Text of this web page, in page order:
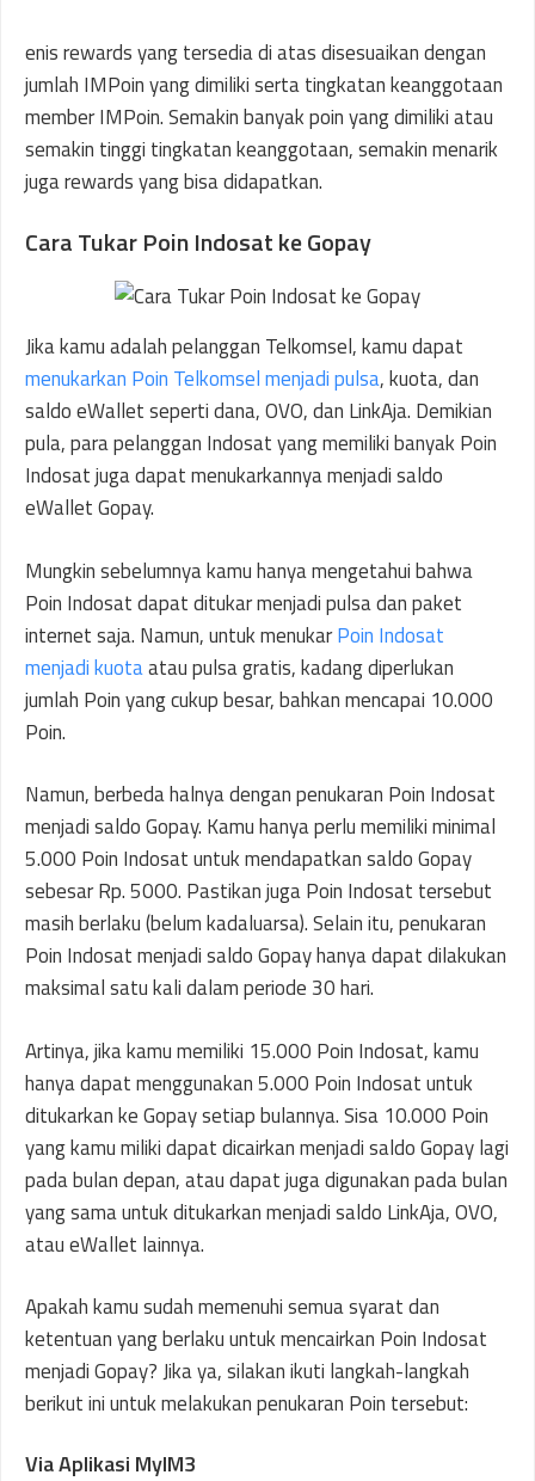
enis rewards yang tersedia di atas disesuaikan dengan
jumlah IMPoin yang dimiliki serta tingkatan keanggotaan
member IMPoin. Semakin banyak poin yang dimiliki atau
semakin tinggi tingkatan keanggotaan, semakin menarik
juga rewards yang bisa didapatkan.
Cara Tukar Poin Indosat ke Gopay
Jika kamu adalah pelanggan Telkomsel, kamu dapat
menukarkan Poin Telkomsel menjadi pulsa, kuota, dan
saldo eWallet seperti dana, OVO, dan LinkAja. Demikian
pula, para pelanggan Indosat yang memiliki banyak Poin
Indosat juga dapat menukarkannya menjadi saldo
eWallet Gopay.
Mungkin sebelumnya kamu hanya mengetahui bahwa
Poin Indosat dapat ditukar menjadi pulsa dan paket
internet saja. Namun, untuk menukarPoin Indosat
menjadi kuotaatau pulsa gratis, kadang diperlukan
jumlah Poin yang cukup besar, bahkan mencapai 10.000
Poin.
Namun, berbeda halnya dengan penukaran Poin Indosat
menjadi saldo Gopay. Kamu hanya perlu memiliki minimal
5.000 Poin Indosat untuk mendapatkan saldo Gopay
sebesar Rp. 5000. Pastikan juga Poin Indosat tersebut
masih berlaku (belum kadaluarsa). Selain itu, penukaran
Poin Indosat menjadi saldo Gopay hanya dapat dilakukan
maksimal satu kali dalam periode 30 hari.
Artinya, jika kamu memiliki 15.000 Poin Indosat, kamu
hanya dapat menggunakan 5.000 Poin Indosat untuk
ditukarkan ke Gopay setiap bulannya. Sisa 10.000 Poin
yang kamu miliki dapat dicairkan menjadi saldo Gopay lagi
pada bulan depan, atau dapat juga digunakan pada bulan
yang sama untuk ditukarkan menjadi saldo LinkAja, OVO,
atau eWallet lainnya.
Apakah kamu sudah memenuhi semua syarat dan
ketentuan yang berlaku untuk mencairkan Poin Indosat
menjadi Gopay? Jika ya, silakan ikuti langkah-langkah
berikut ini untuk melakukan penukaran Poin tersebut:
Via Aplikasi MyIM3